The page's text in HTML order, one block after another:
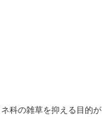
科の雑草を抑える目的が